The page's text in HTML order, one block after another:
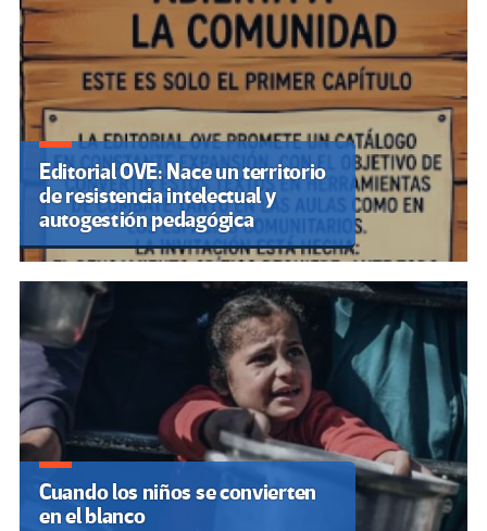
Editorial OVE: Nace un territorio
de resistencia intelectual y
autogestión pedagógica
Cuando los niños se convierten
en el blanco